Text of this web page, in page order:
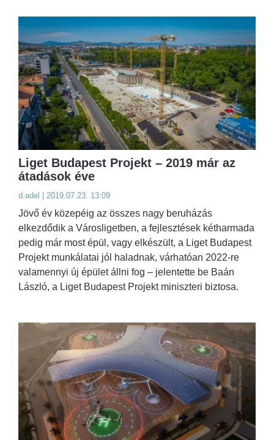
Liget Budapest Projekt – 2019 már az
átadások éve
d.adel | 2019.07.23. 13:09
Jövő év közepéig az összes nagy beruházás
elkezdődik a Városligetben, a fejlesztések kétharmada
pedig már most épül, vagy elkészült, a Liget Budapest
Projekt munkálatai jól haladnak, várhatóan 2022-re
valamennyi új épület állni fog – jelentette be Baán
László, a Liget Budapest Projekt miniszteri biztosa.